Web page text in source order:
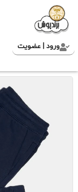
ورود | عضویت